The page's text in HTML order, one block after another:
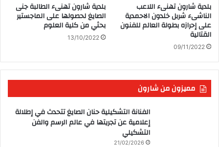
بلدية شارون تهنىء اللاعب
الناشىء شربل خلدون الاحمدية
على إحرازه بطولة العالم للفنون
القتالية
09/11/2022
بلدية شارون تهنىء الطالبة جنى
الصايغ لحصولها على الماجستير
بحثي من كلية العلوم
13/10/2022
مميزون من شارون
الفنانة التشكيلية حنان الصايغ تتحدث في إطلالة
إعلامية عن تجريتها في عالم الرسم والفن
التشكيلي
21/02/2026